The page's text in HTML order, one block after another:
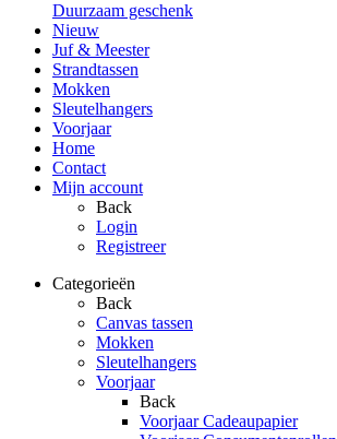
Duurzaam geschenk
Nieuw
Juf & Meester
Strandtassen
Mokken
Sleutelhangers
Voorjaar
Home
Contact
Mijn account
Back
Login
Registreer
Categorieën
Back
Canvas tassen
Mokken
Sleutelhangers
Voorjaar
Back
Voorjaar Cadeaupapier